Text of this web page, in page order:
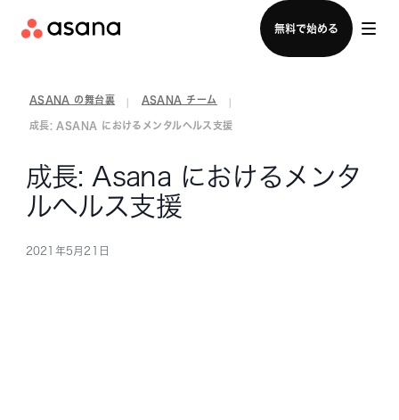
無料で始める
セールスチームに問い合わせる
ASANA の舞台裏 ASANA チーム
成長: ASANA におけるメンタルヘルス支援
成長: Asana におけるメンタ
ルヘルス支援
2021年5月21日